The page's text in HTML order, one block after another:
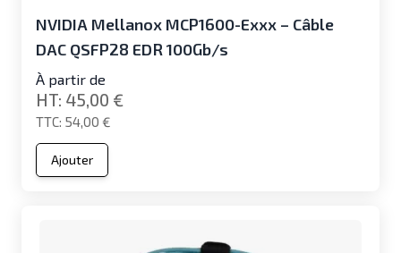
NVIDIA Mellanox MCP1600-Exxx – Câble
DAC QSFP28 EDR 100Gb/s
À partir de
54,00 €
45,00 €
Ajouter